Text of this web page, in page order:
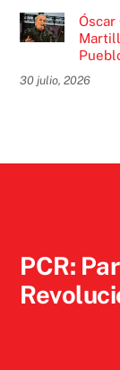
Óscar
30 julio, 2026
PCR: